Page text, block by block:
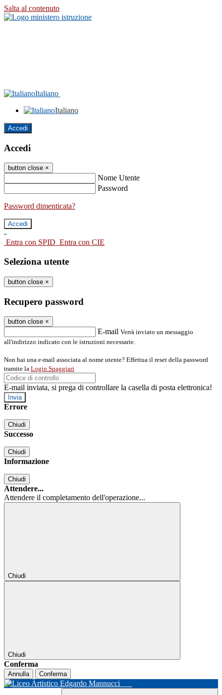
Salta al contenuto
Italiano
Italiano
Accedi
Accedi
button close ×
Nome Utente
Password
Password dimenticata?
-
Entra con SPID Entra con CIE
Seleziona utente
button close ×
Recupero password
button close ×
E-mail Verrà inviato un messaggio
all'indirizzo indicato con le istruzioni necessarie.
Non hai una e-mail associata al nome utente? Effettua il reset della password
tramite la Login Spaggiari
E-mail inviata, si prega di controllare la casella di posta elettronica!
Errore
Chiudi
Successo
Chiudi
Informazione
Chiudi
Attendere...
Attendere il completamento dell'operazione...
Chiudi
Chiudi
Conferma
Annulla Conferma